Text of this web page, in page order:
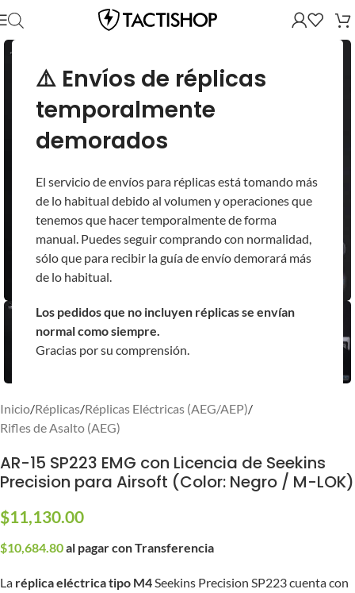
⚠️ Envíos de réplicas
temporalmente
demorados
El servicio de envíos para réplicas está tomando más
de lo habitual debido al volumen y operaciones que
tenemos que hacer temporalmente de forma
manual. Puedes seguir comprando con normalidad,
sólo que para recibir la guía de envío demorará más
de lo habitual.
Los pedidos que no incluyen réplicas se envían
normal como siempre.
Gracias por su comprensión.
Inicio/Réplicas/Réplicas Eléctricas (AEG/AEP)/
Rifles de Asalto (AEG)
AR-15 SP223 EMG con Licencia de Seekins
Precision para Airsoft (Color: Negro / M-LOK)
$11,130.00
$10,684.80al pagar con Transferencia
La réplica eléctrica tipo M4Seekins Precision SP223 cuenta con